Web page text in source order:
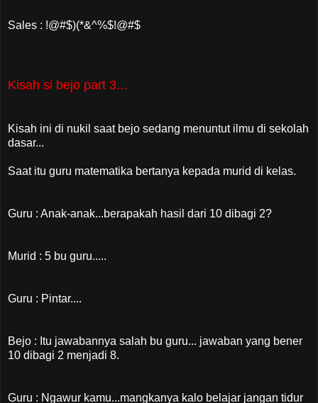
Sales : !@#$)(*&^%$!@#$
Kisah si bejo part 3...
Kisah ini di nukil saat bejo sedang menuntut ilmu di sekolah
dasar...
Saat itu guru matematika bertanya kepada murid di kelas.
Guru : Anak-anak...berapakah hasil dari 10 dibagi 2?
Murid : 5 bu guru.....
Guru : Pintar....
Bejo : Itu jawabannya salah bu guru... jawaban yang bener
10 dibagi 2 menjadi 8.
Guru : Ngawur kamu...mangkanya kalo belajar jangan tidur